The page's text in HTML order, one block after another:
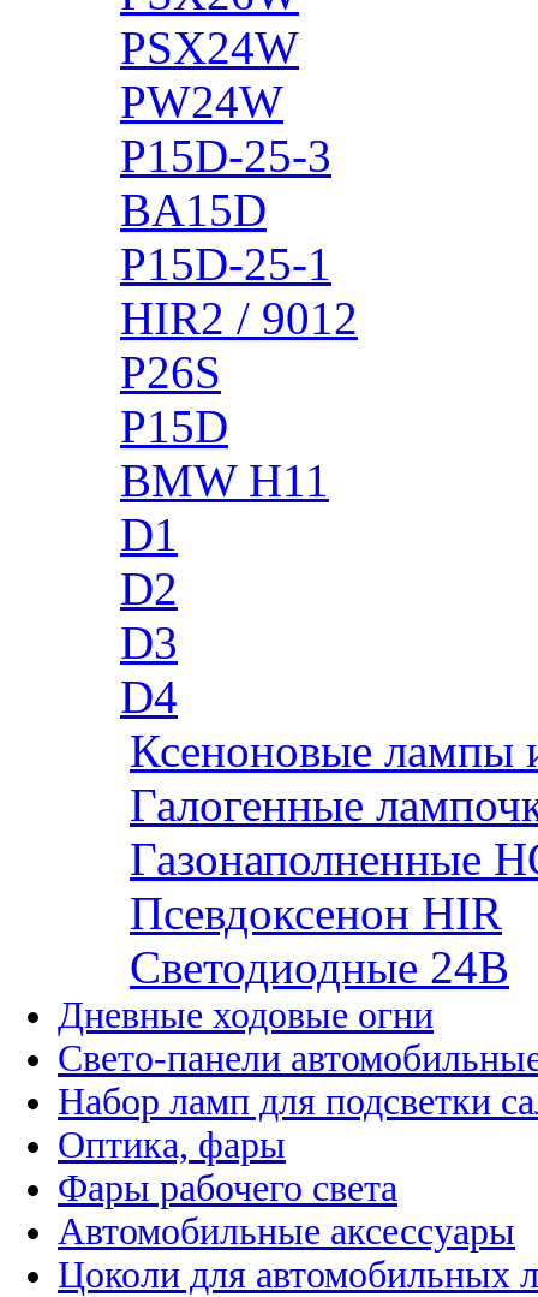
PSX24W
PW24W
P15D-25-3
BA15D
P15D-25-1
HIR2 / 9012
P26S
P15D
BMW H11
D1
D2
D3
D4
Ксеноновые лампы
Галогенные
Газонаполненные
Псевдоксенон HIR
Cветодиодные 24B
Дневные ходовые огни
Свето-панели
Набор ламп для подсветки
Оптика, фары
Фары рабочего света
Автомобильные аксессуары
Цоколи для автомобильных